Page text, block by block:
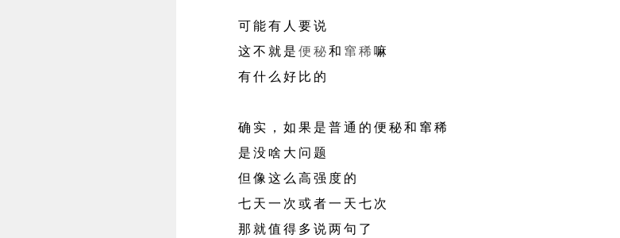
可能有人要说
这不就是便秘和 窜稀嘛
有什么好比的
确实，如果是普通的便秘和窜稀
是没啥大问题
但像这么高强度的
七天一次或者一天七次
那就值得多说两句了